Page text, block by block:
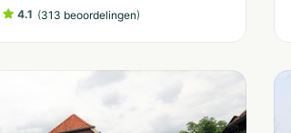
4.1 (313 beoordelingen)